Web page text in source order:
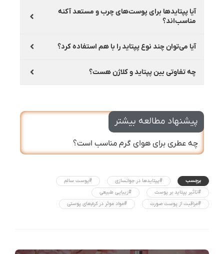
آیا پپتایدها برای پوست‌های چرب و مستعد آکنه
مناسب‌اند؟
آیا می‌توان چند نوع پپتاید را با هم استفاده کرد؟
چه تفاوتی بین پپتاید و کلاژن هست؟
پیشنهاد مطالعه بیشتر
چه عطری برای هوای گرم مناسب است؟
برچسب #پپتایدها در جوانسازی
#پوست سالم
#تاثیر پپتاید بر پوست
#زیبایی طبیعی
#مراقبت از پوست صورت
#مواد موثر در کرم‌های پوستی